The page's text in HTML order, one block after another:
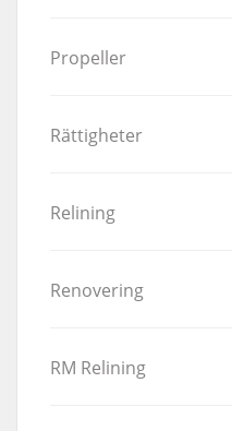
Propeller
Rättigheter
Relining
Renovering
RM Relining